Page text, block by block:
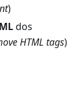
)
dos
HTML tags)